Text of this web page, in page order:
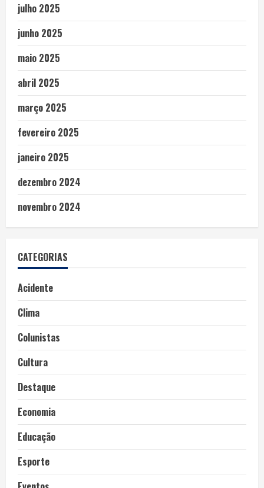
julho 2025
junho 2025
maio 2025
abril 2025
março 2025
fevereiro 2025
janeiro 2025
dezembro 2024
novembro 2024
CATEGORIAS
Acidente
Clima
Colunistas
Cultura
Destaque
Economia
Educação
Esporte